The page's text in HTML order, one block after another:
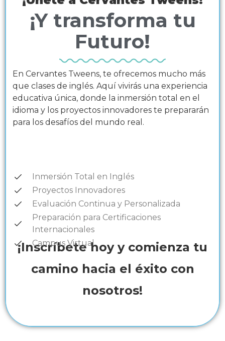
¡Y transforma tu
Futuro!
En Cervantes Tweens, te ofrecemos mucho más
que clases de inglés. Aquí vivirás una experiencia
educativa única, donde la inmersión total en el
idioma y los proyectos innovadores te prepararán
para los desafíos del mundo real.
Inmersión Total en Inglés
Proyectos Innovadores
Evaluación Continua y Personalizada
Preparación para Certificaciones
Internacionales
Campus Virtual
¡Inscríbete hoy y comienza tu
camino hacia el éxito con
nosotros!